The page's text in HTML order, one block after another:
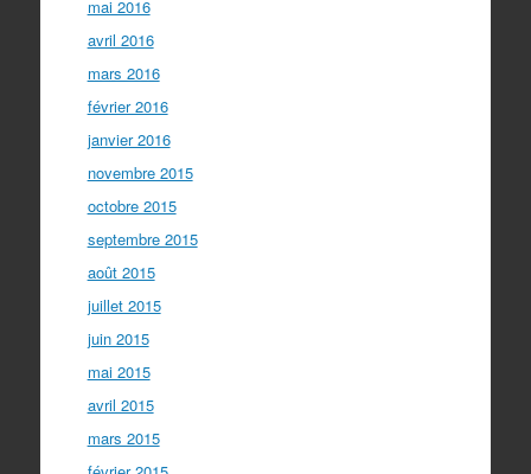
mai 2016
avril 2016
mars 2016
février 2016
janvier 2016
novembre 2015
octobre 2015
septembre 2015
août 2015
juillet 2015
juin 2015
mai 2015
avril 2015
mars 2015